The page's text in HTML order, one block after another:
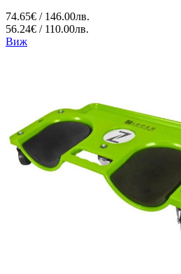
74.65€ / 146.00лв.
56.24€ / 110.00лв.
Виж